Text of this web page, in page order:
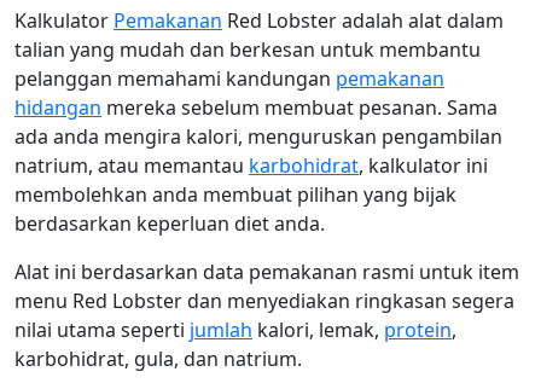
Kalkulator Pemakanan Red Lobster adalah alat dalam
talian yang mudah dan berkesan untuk membantu
pelanggan memahami kandungan pemakanan
hidangan mereka sebelum membuat pesanan. Sama
ada anda mengira kalori, menguruskan pengambilan
natrium, atau memantau karbohidrat, kalkulator ini
membolehkan anda membuat pilihan yang bijak
berdasarkan keperluan diet anda.
Alat ini berdasarkan data pemakanan rasmi untuk item
menu Red Lobster dan menyediakan ringkasan segera
nilai utama seperti jumlah kalori, lemak, protein,
karbohidrat, gula, dan natrium.